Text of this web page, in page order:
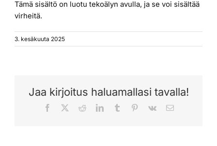
Tämä sisältö on luotu tekoälyn avulla, ja se voi sisältää
virheitä.
3. kesäkuuta 2025
Jaa kirjoitus haluamallasi tavalla!
Facebook RedditLinkedInTumblr Pinterest
Vk Sähköposti